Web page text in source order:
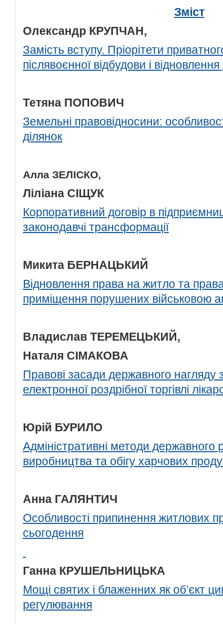
Зміст
Олександр КРУПЧАН,
Замість вступу. Пріорітети
післявоєнної відбудови і відновлення
Тетяна ПОПОВИЧ
Земельні правовідносини:
ділянок
Алла ЗЕЛІСКО,
Ліліана СІЩУК
Корпоративний договір в
законодавчі трансформації
Микита БЕРНАЦЬКИЙ
Відновлення права на житло та
приміщення порушених військовою
Владислав ТЕРЕМЕЦЬКИЙ,
Наталя СІМАКОВА
Правові засади державного нагляду
електронної роздрібної торгівлі
Юрій БУРИЛО
Адміністративні методи державного
виробництва та обігу харчових
Анна ГАЛЯНТИЧ
Особливості припинення житлових
сьогодення
Ганна КРУШЕЛЬНИЦЬКА
Мощі святих і блаженних як об’єкт
регулювання